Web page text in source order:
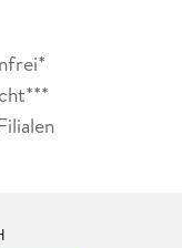
dann
Kapriolen und